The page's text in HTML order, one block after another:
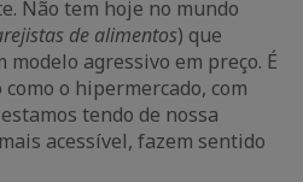
Não tem hoje no mundo
de alimentos) que
agressivo em preço. É
o hipermercado, com
tendo de nossa
acessível, fazem sentido